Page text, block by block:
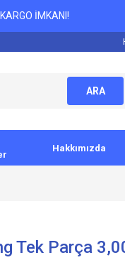
İMKANI!
ARA
Hakkımızda
Tek Parça